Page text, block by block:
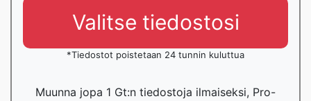
Valitse tiedostosi
*Tiedostot poistetaan 24 tunnin kuluttua
Muunna jopa 1 Gt:n tiedostoja ilmaiseksi, Pro-